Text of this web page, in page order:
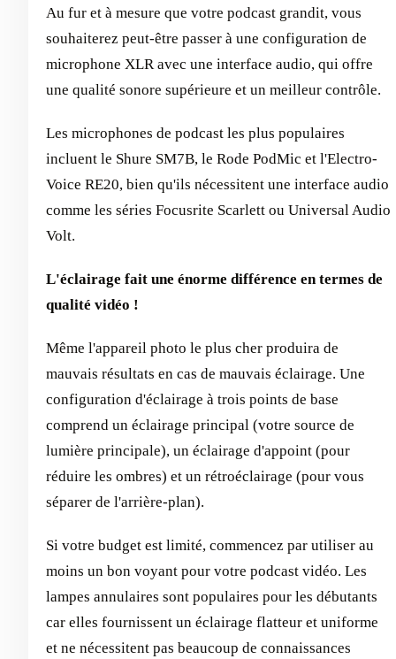
Au fur et à mesure que votre podcast grandit, vous
souhaiterez peut-être passer à une configuration de
microphone XLR avec une interface audio, qui offre
une qualité sonore supérieure et un meilleur contrôle.
Les microphones de podcast les plus populaires
incluent le Shure SM7B, le Rode PodMic et l'Electro-
Voice RE20, bien qu'ils nécessitent une interface audio
comme les séries Focusrite Scarlett ou Universal Audio
Volt.
L'éclairage fait une énorme différence en termes de
qualité vidéo !
Même l'appareil photo le plus cher produira de
mauvais résultats en cas de mauvais éclairage. Une
configuration d'éclairage à trois points de base
comprend un éclairage principal (votre source de
lumière principale), un éclairage d'appoint (pour
réduire les ombres) et un rétroéclairage (pour vous
séparer de l'arrière-plan).
Si votre budget est limité, commencez par utiliser au
moins un bon voyant pour votre podcast vidéo. Les
lampes annulaires sont populaires pour les débutants
car elles fournissent un éclairage flatteur et uniforme
et ne nécessitent pas beaucoup de connaissances